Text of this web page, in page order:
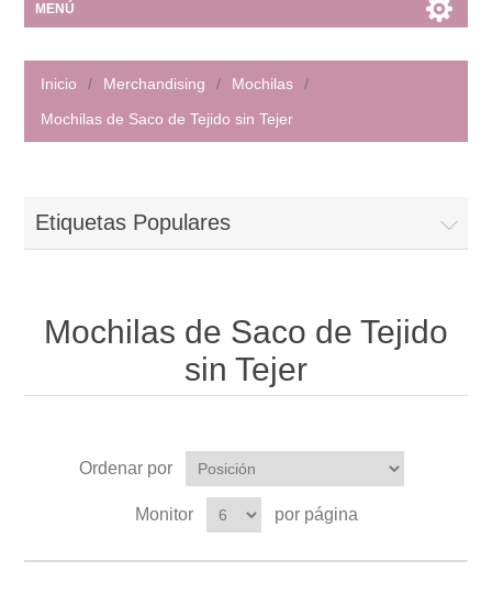
MENÚ
Inicio / Merchandising / Mochilas
/
Mochilas de Saco de Tejido sin Tejer
Etiquetas Populares
Mochilas de Saco de Tejido
sin Tejer
Ordenar por
Monitor por página